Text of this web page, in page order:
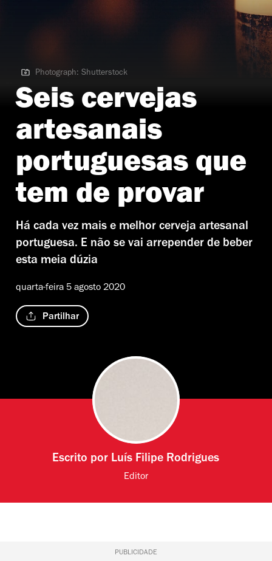
Photograph: Shutterstock
Photograph: Shutterstock
Seis cervejas
artesanais
portuguesas que
tem de provar
Há cada vez mais e melhor cerveja artesanal
portuguesa. E não se vai arrepender de beber
esta meia dúzia
quarta-feira 5 agosto 2020
Partilhar
Escrito por Luís Filipe Rodrigues
Editor
PUBLICIDADE